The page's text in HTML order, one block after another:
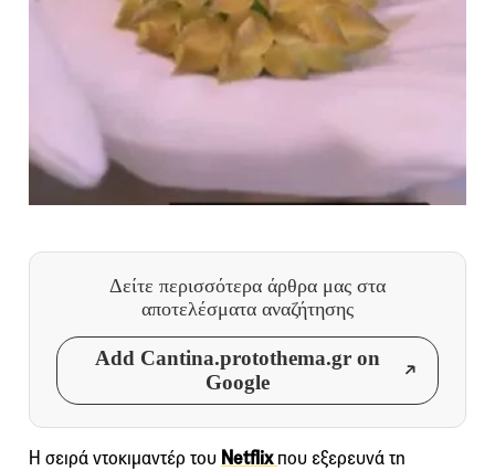
Δείτε περισσότερα άρθρα μας στα
αποτελέσματα αναζήτησης
Add Cantina.protothema.gr on
Google
Η σειρά ντοκιμαντέρ του Netflix που εξερευνά τη